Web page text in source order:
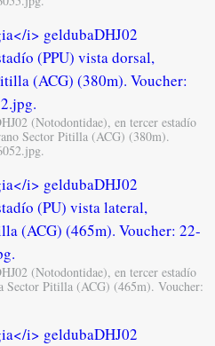
(Notodontidae), en tercer estadío
Sector Pitilla (ACG) (380m).
(Notodontidae), en tercer estadío
Pitilla (ACG) (465m). Voucher: